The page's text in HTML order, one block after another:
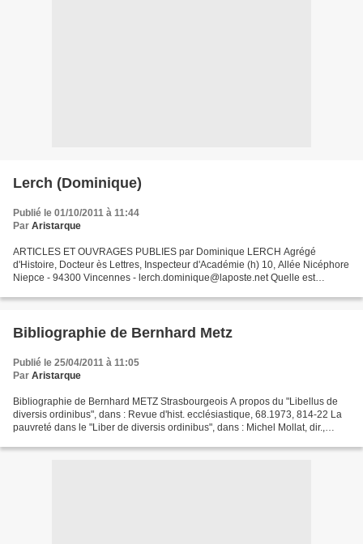
Lerch (Dominique)
Publié le 01/10/2011 à 11:44
Par Aristarque
ARTICLES ET OUVRAGES PUBLIES par Dominique LERCH Agrégé
d'Histoire, Docteur ès Lettres, Inspecteur d'Académie (h) 10, Allée Nicéphore
Niepce - 94300 Vincennes - lerch.dominique@laposte.net Quelle est
Bibliographie de Bernhard Metz
Publié le 25/04/2011 à 11:05
Par Aristarque
Bibliographie de Bernhard METZ Strasbourgeois A propos du "Libellus de
diversis ordinibus", dans : Revue d'hist. ecclésiastique, 68.1973, 814-22 La
pauvreté dans le "Liber de diversis ordinibus", dans : Michel Mollat, dir.,